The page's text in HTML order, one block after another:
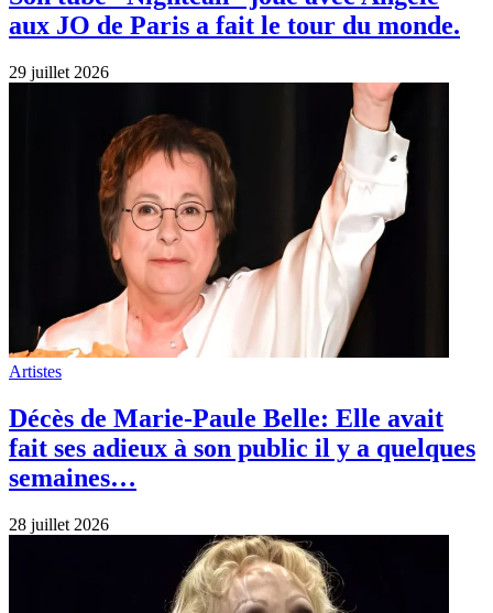
aux JO de Paris a fait le tour du monde.
29 juillet 2026
Artistes
Décès de Marie-Paule Belle: Elle avait
fait ses adieux à son public il y a quelques
semaines…
28 juillet 2026